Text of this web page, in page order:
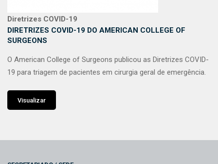
Diretrizes COVID-19
DIRETRIZES COVID-19 DO AMERICAN COLLEGE OF
SURGEONS
O American College of Surgeons publicou as Diretrizes COVID-
19 para triagem de pacientes em cirurgia geral de emergência.
Visualizar